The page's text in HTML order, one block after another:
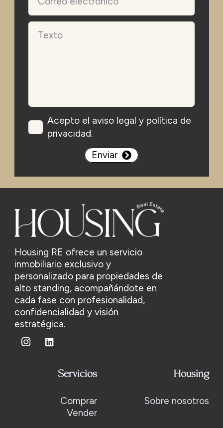
Acepto el aviso legal y política de
privacidad.
Enviar
Housing RE ofrece un servicio
inmobiliario exclusivo y
personalizado para propiedades de
alto standing, acompañándote en
cada fase con profesionalidad,
confidencialidad y visión
estratégica.
Servicios
Comprar
Vender
Housing
Sobre nosotros